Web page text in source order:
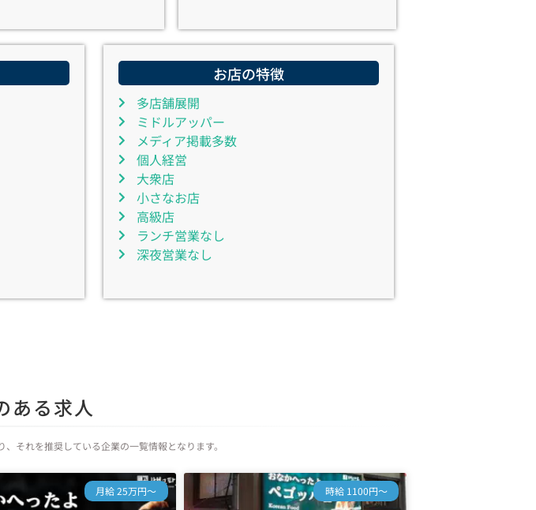
お店の特徴
多店舗展開
ミドルアッパー
メディア掲載多数
個人経営
大衆店
小さなお店
高級店
ランチ営業なし
深夜営業なし
ある求人
それを推奨している企業の一覧情報となります。
月給 25万円～ 時給 1100円～